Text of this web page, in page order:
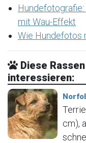
mit Wau-Effekt
Wie Hundefotos
Diese
interessieren:
cm),